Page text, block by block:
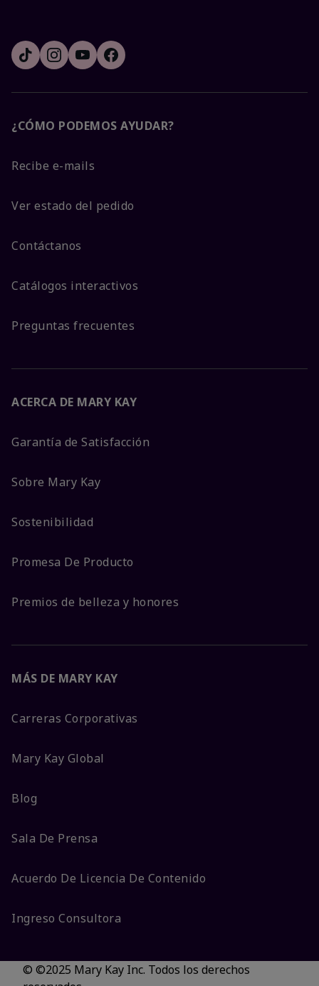
¿CÓMO PODEMOS AYUDAR?
Recibe e-mails
Ver estado del pedido
Contáctanos
Catálogos interactivos
Preguntas frecuentes
ACERCA DE MARY KAY
Garantía de Satisfacción
Sobre Mary Kay
Sostenibilidad
Promesa De Producto
Premios de belleza y honores
MÁS DE MARY KAY
Carreras Corporativas
Mary Kay Global
Blog
Sala De Prensa
Acuerdo De Licencia De Contenido
Ingreso Consultora
© ©2025 Mary Kay Inc. Todos los derechos